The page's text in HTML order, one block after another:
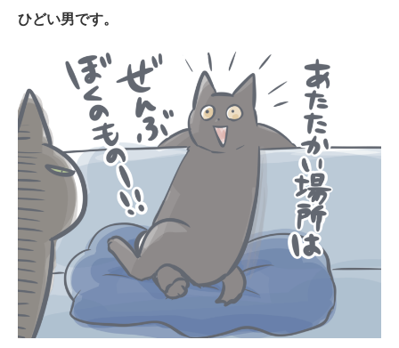
ひどい男です。
閉じる
PECOアプリをダウンロード済みの方
アプリで開く